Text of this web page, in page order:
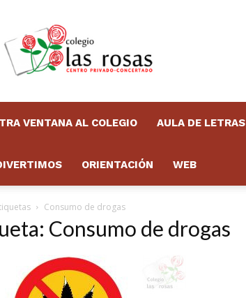
Las
Rosas
Boletín
VENTANA AL COLEGIO AULA DE LETRAS
ORIENTACIÓN WEB
Consumo de drogas
Consumo de drogas